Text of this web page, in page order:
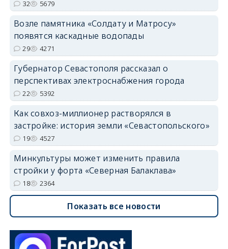
32 5679
Возле памятника «Солдату и Матросу»
появятся каскадные водопады
29 4271
Губернатор Севастополя рассказал о
перспективах электроснабжения города
22 5392
Как совхоз-миллионер растворялся в
застройке: история земли «Севастопольского»
19 4527
Минкультуры может изменить правила
стройки у форта «Северная Балаклава»
18 2364
Показать все новости